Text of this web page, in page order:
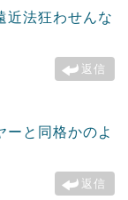
近法狂わせんな
返信
ーと同格かのよ
返信